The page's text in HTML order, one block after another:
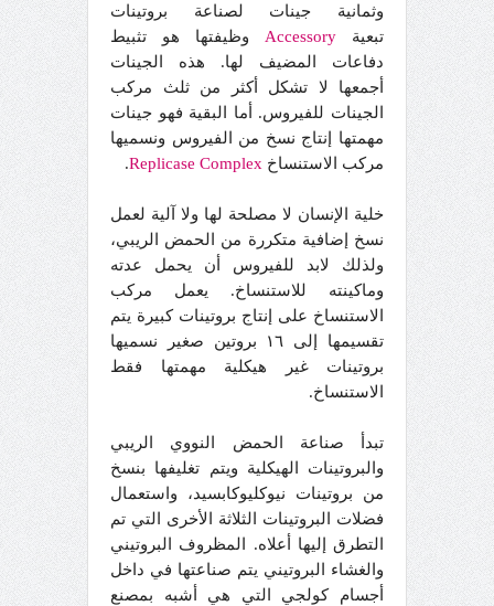
وثمانية جينات لصناعة بروتينات
تبعية Accessory وظيفتها هو تثبيط
دفاعات المضيف لها. هذه الجينات
أجمعها لا تشكل أكثر من ثلث مركب
الجينات للفيروس. أما البقية فهو جينات
مهمتها إنتاج نسخ من الفيروس ونسميها
مركب الاستنساخ
Replicase Complex
.
خلية الإنسان لا مصلحة لها ولا آلية لعمل
نسخ إضافية متكررة من الحمض الريبي،
ولذلك لابد للفيروس أن يحمل عدته
وماكينته للاستنساخ. يعمل مركب
الاستنساخ على إنتاج بروتينات كبيرة يتم
تقسيمها إلى ١٦ بروتين صغير نسميها
بروتينات غير هيكلية مهمتها فقط
الاستنساخ.
تبدأ صناعة الحمض النووي الريبي
والبروتينات الهيكلية ويتم تغليفها بنسخ
من بروتينات نيوكليوكابسيد، واستعمال
فضلات البروتينات الثلاثة الأخرى التي تم
التطرق إليها أعلاه. المظروف البروتيني
والغشاء البروتيني يتم صناعتها في داخل
أجسام كولجي التي هي أشبه بمصنع